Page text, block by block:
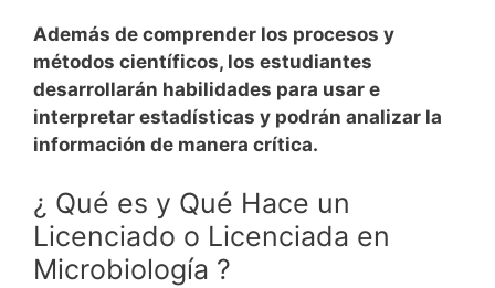
Además de comprender los procesos y
métodos científicos, los estudiantes
desarrollarán habilidades para usar e
interpretar estadísticas y podrán analizar la
información de manera crítica.
¿ Qué es y Qué Hace un
Licenciado o Licenciada en
Microbiología ?